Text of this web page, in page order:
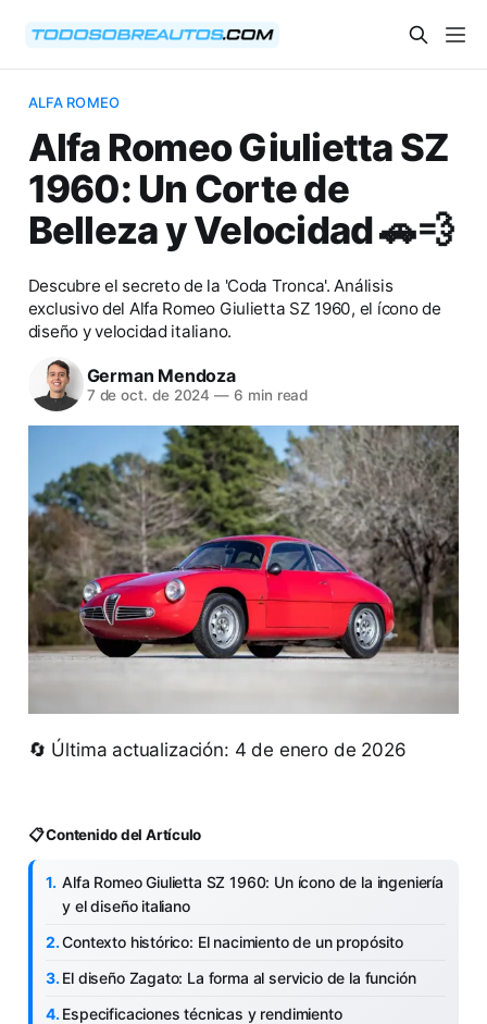
ALFA ROMEO
Alfa Romeo Giulietta SZ
1960: Un Corte de
Belleza y Velocidad 🚗💨
Descubre el secreto de la 'Coda Tronca'. Análisis
exclusivo del Alfa Romeo Giulietta SZ 1960, el ícono de
diseño y velocidad italiano.
German Mendoza
7 de oct. de 2024 — 6 min read
🔄 Última actualización: 4 de enero de 2026
📋 Contenido del Artículo
Alfa Romeo Giulietta SZ 1960: Un ícono de la ingeniería
y el diseño italiano
Contexto histórico: El nacimiento de un propósito
El diseño Zagato: La forma al servicio de la función
Especificaciones técnicas y rendimiento